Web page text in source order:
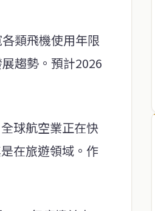
類飛機使用年限
趨勢。預計2026
球航空業正在快
在旅遊領域。作